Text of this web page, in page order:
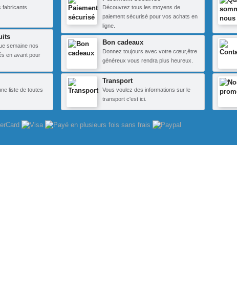
fabricants
semaine nos
en avant pour
liste de toutes
Découvrez tous les moyens de
paiement sécurisé pour vos achats en
ligne.
Bon cadeaux
Donnez toujours avec votre cœur,être
généreux vous rendra plus heureux.
Transport
Vous voulez des informations sur le
transport c'est ici.